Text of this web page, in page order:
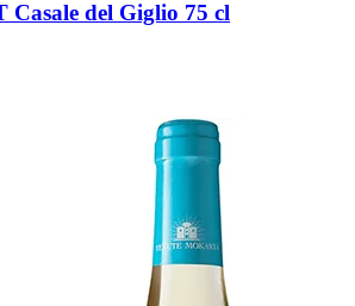
Casale del Giglio 75 cl